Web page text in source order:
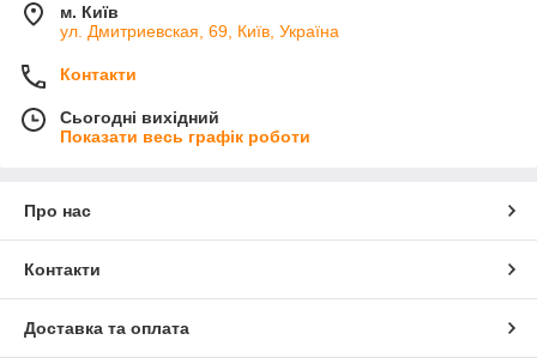
м. Київ
ул. Дмитриевская, 69, Київ, Україна
Контакти
Сьогодні вихідний
Показати весь графік роботи
Про нас
Контакти
Доставка та оплата